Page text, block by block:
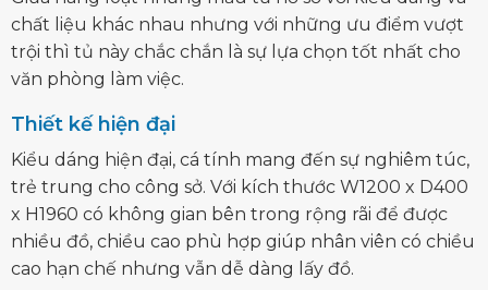
chất liệu khác nhau nhưng với những ưu điểm vượt
trội thì tủ này chắc chắn là sự lựa chọn tốt nhất cho
văn phòng làm việc.
Thiết kế hiện đại
Kiểu dáng hiện đại, cá tính mang đến sự nghiêm túc,
trẻ trung cho công sở. Với kích thước W1200 x D400
x H1960 có không gian bên trong rộng rãi để được
nhiều đồ, chiều cao phù hợp giúp nhân viên có chiều
cao hạn chế nhưng vẫn dễ dàng lấy đồ.